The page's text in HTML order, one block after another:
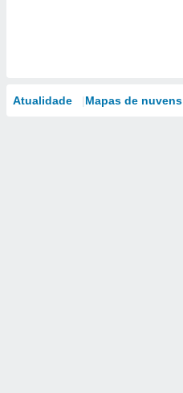
Atualidade Mapas de nuvens